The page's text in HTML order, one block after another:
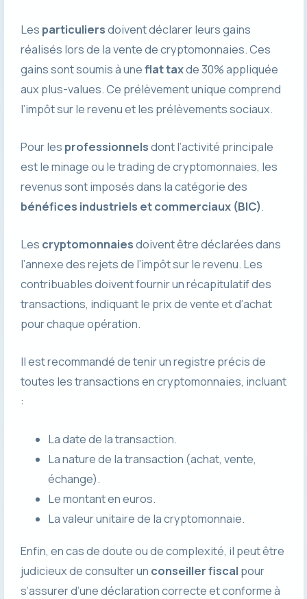
Les particuliersdoivent déclarer leurs gains
réalisés lors de la vente de cryptomonnaies. Ces
gains sont soumis à uneflat taxde 30% appliquée
aux plus-values. Ce prélèvement unique comprend
l’impôt sur le revenu et les prélèvements sociaux.
Pour les professionnelsdont l’activité principale
est le minage ou le trading de cryptomonnaies, les
revenus sont imposés dans la catégorie des
bénéfices industriels et commerciaux (BIC).
Les cryptomonnaiesdoivent être déclarées dans
l’annexe des rejets de l’impôt sur le revenu. Les
contribuables doivent fournir un récapitulatif des
transactions, indiquant le prix de vente et d’achat
pour chaque opération.
Il est recommandé de tenir un registre précis de
toutes les transactions en cryptomonnaies, incluant
:
La date de la transaction.
La nature de la transaction (achat, vente,
échange).
Le montant en euros.
La valeur unitaire de la cryptomonnaie.
Enfin, en cas de doute ou de complexité, il peut être
judicieux de consulter un conseiller fiscal pour
s’assurer d’une déclaration correcte et conforme à